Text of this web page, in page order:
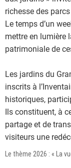
richesse des
Le temps d’un
mettre en lumière
patrimoniale de
Les jardins du
inscrits à
historiques,
Ils constituent, à
partage et de
visiteurs une
Le thème 2026 : « La